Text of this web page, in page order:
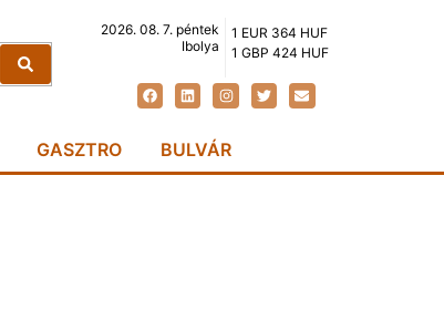
2026. 08. 7. péntek
Ibolya
1 EUR 364 HUF
1 GBP 424 HUF
GASZTRO BULVÁR